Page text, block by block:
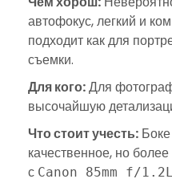
автофокус, легкий и
подходит как для
съемки.
Для кого:Для
высочайшую
Что стоит учесть:
качественное, но
с Canon 85mm f/1.2L